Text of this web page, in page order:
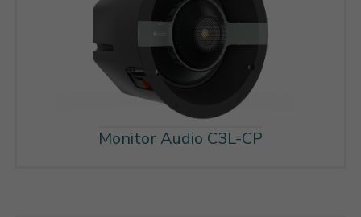
Monitor Audio C3L-CP